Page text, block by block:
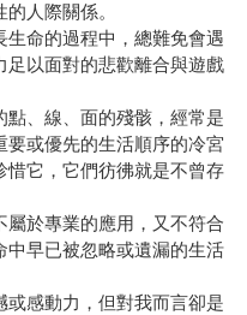
人際關係。
命的過程中，總難免會遇
足以面對的悲歡離合與遊戲
、線、面的殘骸，經常是
或優先的生活順序的冷宮
惜它，它們彷彿就是不曾存
於專業的應用，又不符合
中早已被忽略或遺漏的生活
感動力，但對我而言卻是